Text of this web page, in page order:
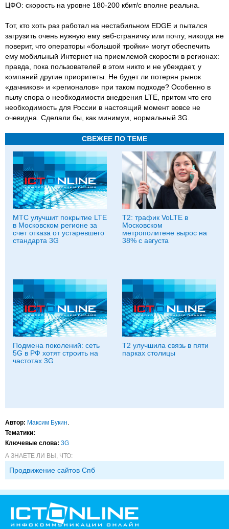
ЦФО: скорость на уровне 180-200 кбит/с вполне реальна.
Тот, кто хоть раз работал на нестабильном EDGE и пытался
загрузить очень нужную ему веб-страничку или почту, никогда не
поверит, что операторы «большой тройки» могут обеспечить
ему мобильный Интернет на приемлемой скорости в регионах:
правда, пока пользователей в этом никто и не убеждает, у
компаний другие приоритеты. Не будет ли потерян рынок
«дачников» и «регионалов» при таком подходе? Особенно в
пылу спора о необходимости внедрения LTE, притом что его
необходимость для России в настоящий момент вовсе не
очевидна. Сделали бы, как минимум, нормальный 3G.
СВЕЖЕЕ ПО ТЕМЕ
МТС улучшит покрытие LTE
в Московском регионе за
счет отказа от устаревшего
стандарта 3G
Т2: трафик VoLTE в
Московском
метрополитене вырос на
38% с августа
Подмена поколений: сеть
5G в РФ хотят строить на
частотах 3G
Т2 улучшила связь в пяти
парках столицы
Автор: Максим Букин
Тематики:
Ключевые слова: 3G
А ЗНАЕТЕ ЛИ ВЫ, ЧТО:
Продвижение сайтов Спб